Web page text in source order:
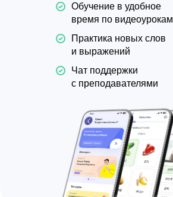
Обучение в удобное
время по видеоурокам
Практика новых слов
и выражений
Чат поддержки
с преподавателями